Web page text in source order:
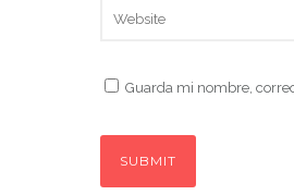
Guarda mi nombre,